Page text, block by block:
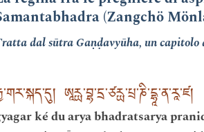
(Zangchö
dal sūtra Gaṇḍavyūha, un
ཨཱརྻ་བྷ་དྲ་ཙརྻ་པྲ་ཎི་དྷཱ་ན་རཱ་ཛ།
ké du arya bhadratsarya